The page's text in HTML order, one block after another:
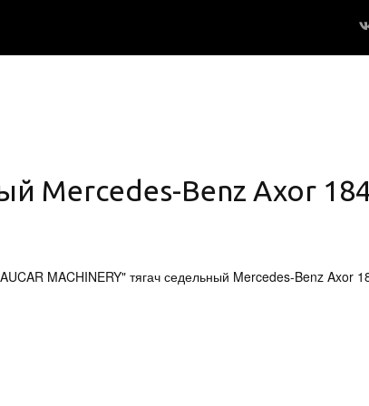
Mercedes-Benz Axor
MACHINERY" тягач седельный Mercedes-Benz Axor